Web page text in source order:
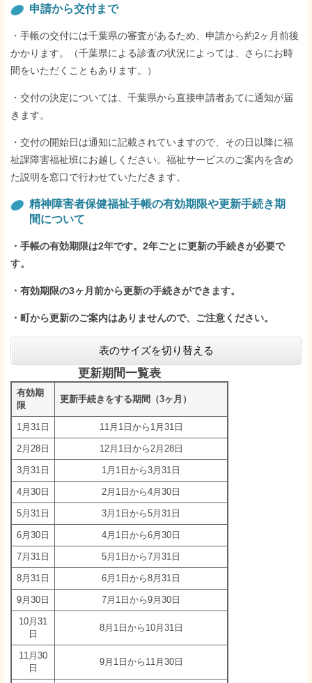
申請から交付まで
・手帳の交付には千葉県の審査があるため、申請から約2ヶ月前後
かかります。
（千葉県による診査の状況によっては、さらにお時
間をいただくこともあります。）
・交付の決定については、千葉県から直接申請者あてに通知が届
きます。
・交付の開始日は通知に記載されていますので、その日以降に福
祉課障害福祉班にお越しください。福祉サービスのご案内を含め
た説明を窓口で行わせていただきます。
精神障害者保健福祉手帳の有効期限や更新手続き期
間について
・手帳の有効期限は2年です。2年ごとに更新の手続きが必要で
す。
・有効期限の3ヶ月前から更新の手続きができます。
・町から更新のご案内はありませんので、ご注意ください。
表のサイズを切り替える
更新期間一覧表
有効期
限
更新手続きをする期間（3ヶ月）
1月31日 11月1日から1月31日
2月28日 12月1日から2月28日
3月31日 1月1日から3月31日
4月30日 2月1日から4月30日
5月31日 3月1日から5月31日
6月30日 4月1日から6月30日
7月31日 5月1日から7月31日
8月31日 6月1日から8月31日
9月30日 7月1日から9月30日
10月31
日
8月1日から10月31日
11月30
日
9月1日から11月30日